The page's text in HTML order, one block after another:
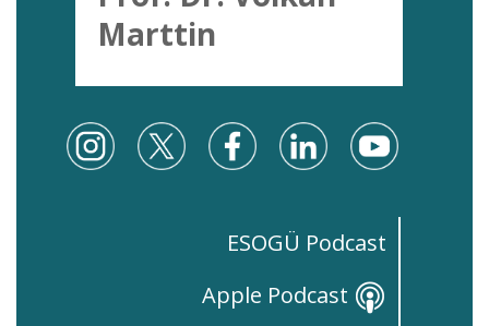
Marttin
ESOGÜ Podcast
Apple Podcast